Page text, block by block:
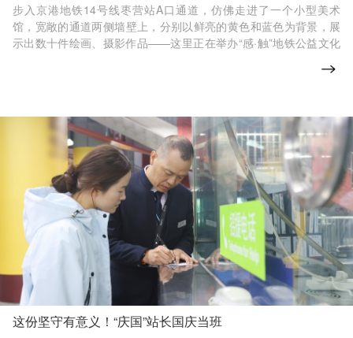
步入京港地铁14号线枣营站A口通道，仿佛走进了一个小型美术
馆，宽敞的通道两侧墙壁上，分别以鲜亮的黄色和蓝色为背景，展
示出数十件绘画、摄影作品——这里正在举办“感·触”地铁公益文化
这份坚守有意义！“庆国”站长国庆当班